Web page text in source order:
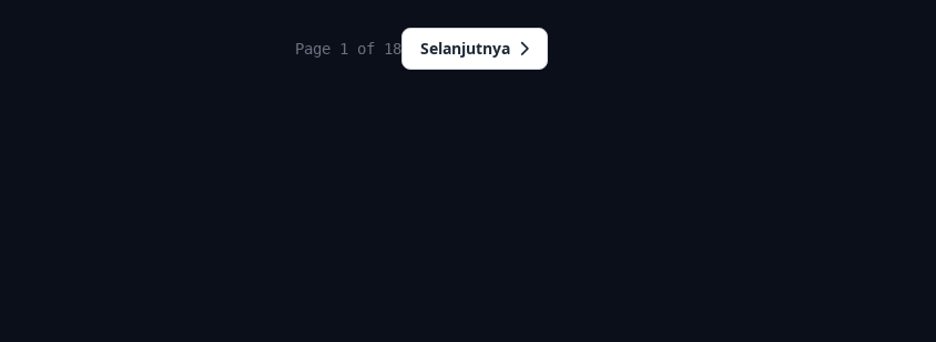
Page 1 of 18 Selanjutnya